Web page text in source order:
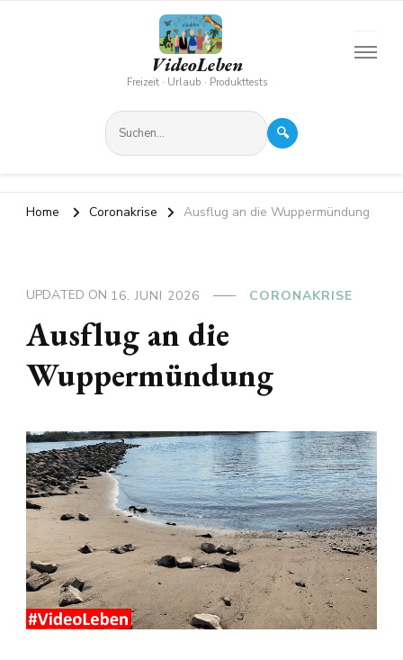
VideoLeben
Freizeit · Urlaub · Produkttests
🔍
Home Coronakrise Ausflug an die Wuppermündung
UPDATED ON 16. JUNI 2026 CORONAKRISE
Ausflug an die
Wuppermündung